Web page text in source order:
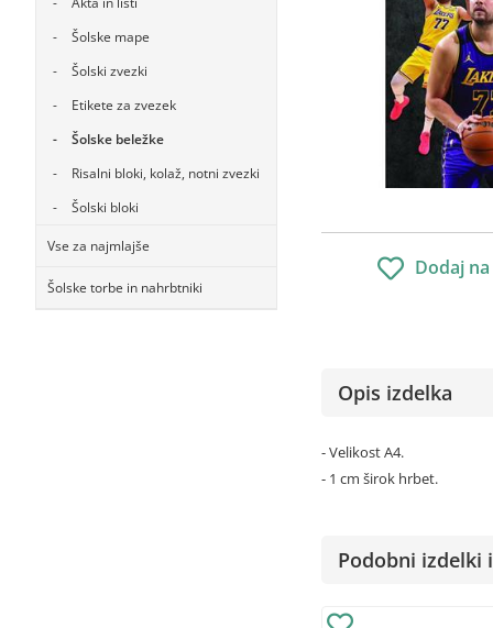
Šolske mape
Šolski zvezki
Etikete za zvezek
Šolske beležke
Risalni bloki, kolaž, notni zvezki
Šolski bloki
Vse za najmlajše
Šolske torbe in nahrbtniki
Dodaj
Opis izdelka
- Velikost A4.
- 1 cm širok hrbet.
Podobni izdelki